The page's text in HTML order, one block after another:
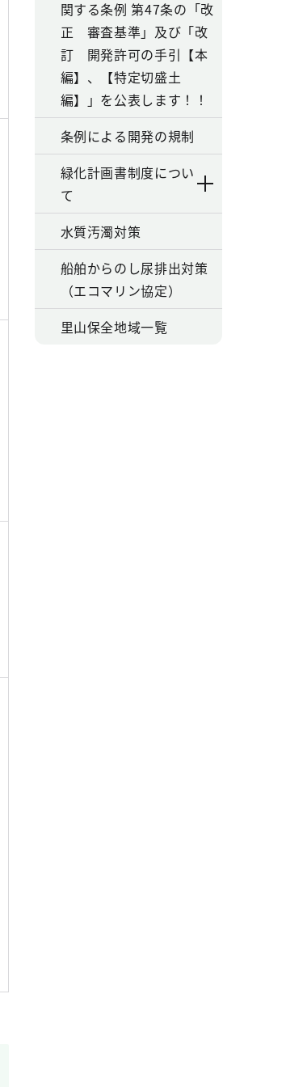
関する条例 第47条の「改
正 審査基準」及び「改
訂 開発許可の手引【本
編】、【特定切盛土
編】」を公表します！！
条例による開発の規制
緑化計画書制度につい
て
水質汚濁対策
船舶からのし尿排出対策
（エコマリン協定）
里山保全地域一覧